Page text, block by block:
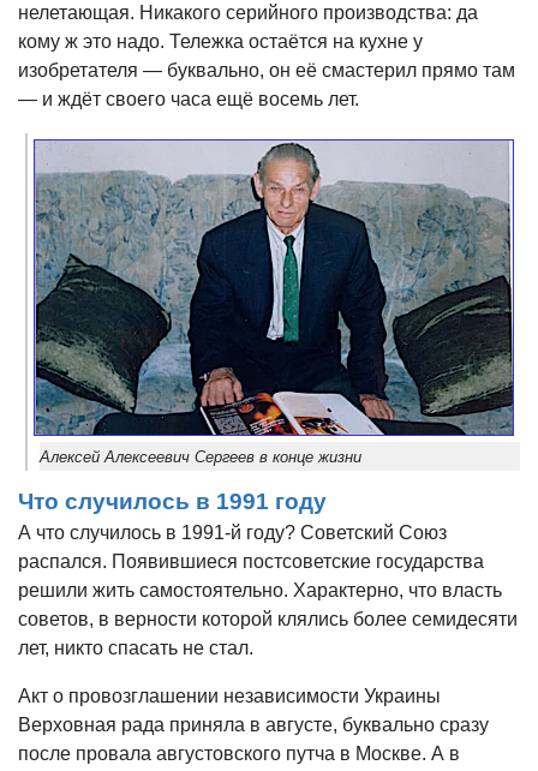
нелетающая. Никакого серийного производства: да
кому ж это надо. Тележка остаётся на кухне у
изобретателя — буквально, он её смастерил прямо там
— и ждёт своего часа ещё восемь лет.
Алексей Алексеевич Сергеев в конце жизни
Что случилось в 1991 году
А что случилось в 1991-й году? Советский Союз
распался. Появившиеся постсоветские государства
решили жить самостоятельно. Характерно, что власть
советов, в верности которой клялись более семидесяти
лет, никто спасать не стал.
Акт о провозглашении независимости Украины
Верховная рада приняла в августе, буквально сразу
после провала августовского путча в Москве. А в